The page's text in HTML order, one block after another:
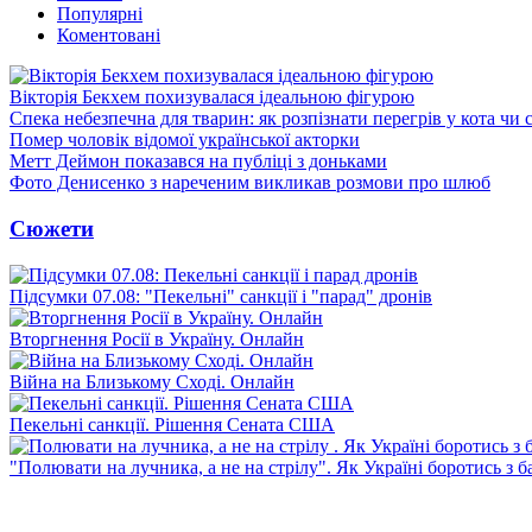
Популярні
Коментовані
Вікторія Бекхем похизувалася ідеальною фігурою
Спека небезпечна для тварин: як розпізнати перегрів у кота чи
Помер чоловік відомої української акторки
Метт Деймон показався на публіці з доньками
Фото Денисенко з нареченим викликав розмови про шлюб
Сюжети
Підсумки 07.08: "Пекельні" санкції і "парад" дронів
Вторгнення Росії в Україну. Онлайн
Війна на Близькому Сході. Онлайн
Пекельні санкції. Рішення Сената США
"Полювати на лучника, а не на стрілу". Як Україні боротись з